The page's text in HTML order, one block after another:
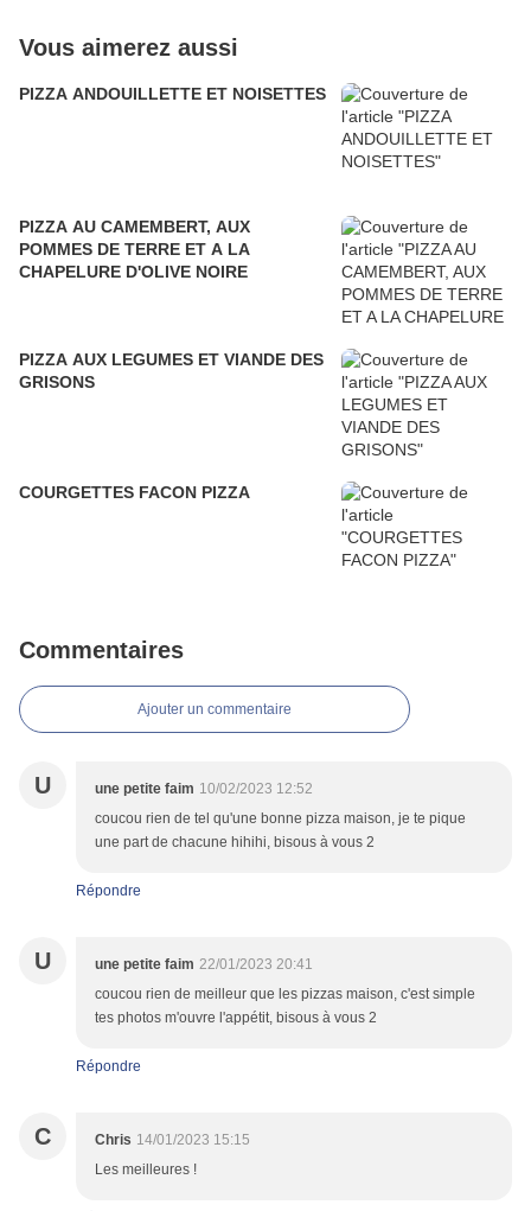
Vous aimerez aussi
PIZZA ANDOUILLETTE ET NOISETTES
PIZZA AU CAMEMBERT, AUX
POMMES DE TERRE ET A LA
CHAPELURE D'OLIVE NOIRE
PIZZA AUX LEGUMES ET VIANDE DES
GRISONS
COURGETTES FACON PIZZA
Commentaires
Ajouter un commentaire
U une petite faim 10/02/2023 12:52
coucou rien de tel qu'une bonne pizza maison, je te pique
une part de chacune hihihi, bisous à vous 2
Répondre
U une petite faim 22/01/2023 20:41
coucou rien de meilleur que les pizzas maison, c'est simple
tes photos m'ouvre l'appétit, bisous à vous 2
Répondre
C Chris 14/01/2023 15:15
Les meilleures !